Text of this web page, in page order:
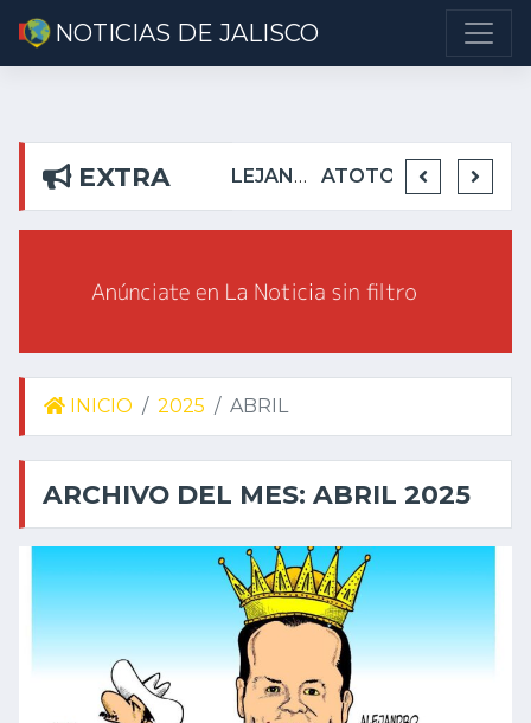
NOTICIAS DE JALISCO
EXTRA
DETIENEN EN TEUCHITLÁN A PRESUNTOS INTEGRANTES DE GRUPO DELICTIVO ATOTONILQUILLO INSEGURO Y AL VIRREY NO LE IMPORTA
INICIO 2025 ABRIL
ARCHIVO DEL MES: ABRIL 2025